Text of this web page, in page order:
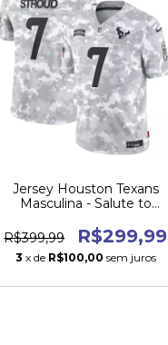
Jersey Houston Texans
Masculina - Salute to
R$399,99
R$299,99
3 x de R$100,00 sem juros